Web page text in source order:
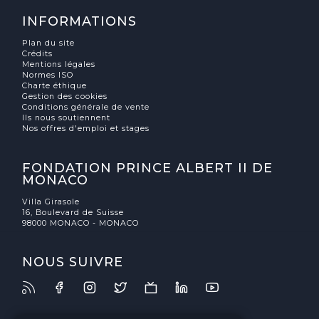
INFORMATIONS
Plan du site
Crédits
Mentions légales
Normes ISO
Charte éthique
Gestion des cookies
Conditions générale de vente
Ils nous soutiennent
Nos offres d'emploi et stages
FONDATION PRINCE ALBERT II DE
MONACO
Villa Girasole
16, Boulevard de Suisse
98000 MONACO - MONACO
NOUS SUIVRE